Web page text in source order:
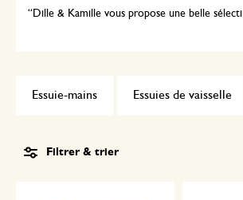
Dille & Kamille vous propose une belle sélection de textiles de cuisine. Avec un joli tablier, des gants de cuisine assortis et quelques torchons de Dille & Kamille, cuisinez toujours avec style !
Essuie-mains Essuies de vaisselle
Filtrer & trier